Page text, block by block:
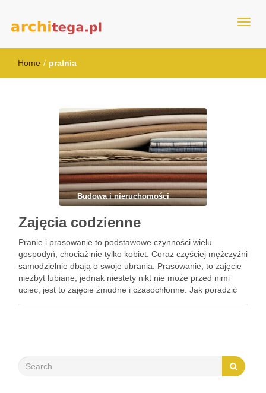
architega.pl
Home / pralnia
Budowa i nieruchomości
Zajęcia codzienne
Pranie i prasowanie to podstawowe czynności wielu
gospodyń, chociaż nie tylko kobiet. Coraz częściej mężczyźni
samodzielnie dbają o swoje ubrania. Prasowanie, to zajęcie
niezbyt lubiane, jednak niestety nikt nie może przed nimi
uciec, jest to zajęcie żmudne i czasochłonne. Jak poradzić